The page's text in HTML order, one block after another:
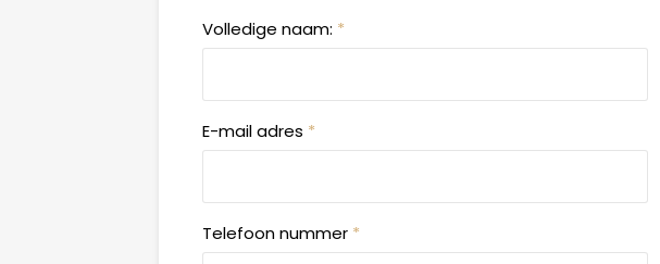
Volledige naam: *
E-mail adres *
Telefoon nummer *